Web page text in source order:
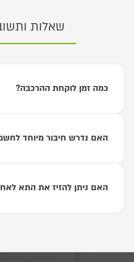
שאלות
כמה זמן לוקחת ההרכבה?
האם נדרש חיבור מיוחד
האם ניתן להזיז את התא